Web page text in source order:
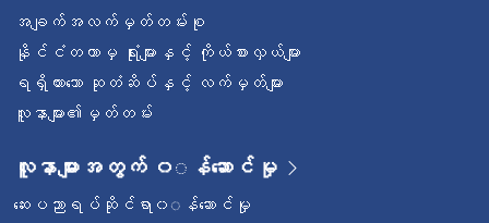
အချက်အလက်မှတ်တမ်းစု
နိုင်ငံတကာမှ ရုံးများနှင့် ကိုယ်စားလှယ်များ
ရရှိထားသော ဆုတံဆိပ်နှင့် လက်မှတ်များ
လူနာများ၏မှတ်တမ်း
လူနာများအတွက် ၀◌န်ဆောင်မှု
ဆေးပညာရပ်ဆိုင်ရာ၀◌န်ဆောင်မှု